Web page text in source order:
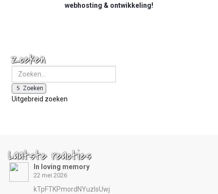
webhosting & ontwikkeling!
Zoeken
Zoeken
Uitgebreid zoeken
Laatste reacties
In loving memory
22 mei 2026
kTpFTKPmordNYuzIsUwj